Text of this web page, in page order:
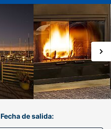
Fecha de salida: